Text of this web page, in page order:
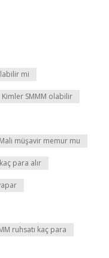
mi
Kimler SMMM olabilir
Mali müşavir memur mu
para alır
ruhsatı kaç para